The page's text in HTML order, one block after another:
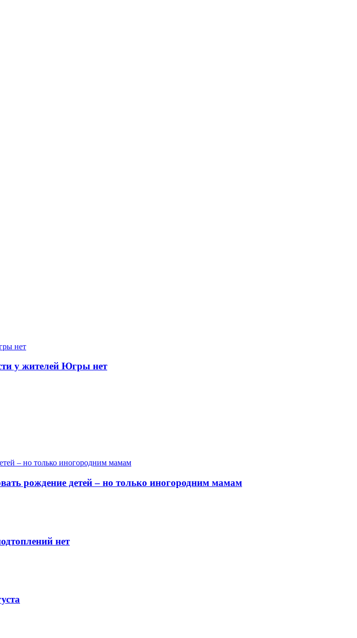
у жителей Югры нет
рождение детей – но только иногородним мамам
нет